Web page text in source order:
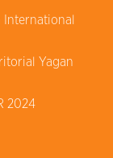
International
Yagan
2024